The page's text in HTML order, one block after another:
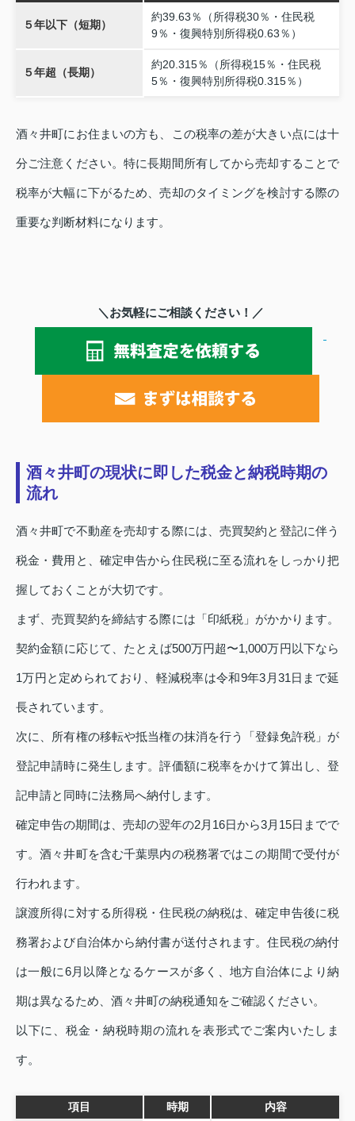
５年以下（短期）
約39.63％（所得税30％・住民税
9％・復興特別所得税0.63％）
５年超（長期）
約20.315％（所得税15％・住民税
5％・復興特別所得税0.315％）
酒々井町にお住まいの方も、この税率の差が大きい点には十
分ご注意ください。特に長期間所有してから売却することで
税率が大幅に下がるため、売却のタイミングを検討する際の
重要な判断材料になります。
＼お気軽にご相談ください！／
酒々井町の現状に即した税金と納税時期の
流れ
酒々井町で不動産を売却する際には、売買契約と登記に伴う
税金・費用と、確定申告から住民税に至る流れをしっかり把
握しておくことが大切です。
まず、売買契約を締結する際には「印紙税」がかかります。
契約金額に応じて、たとえば500万円超〜1,000万円以下なら
1万円と定められており、軽減税率は令和9年3月31日まで延
長されています。
次に、所有権の移転や抵当権の抹消を行う「登録免許税」が
登記申請時に発生します。評価額に税率をかけて算出し、登
記申請と同時に法務局へ納付します。
確定申告の期間は、売却の翌年の2月16日から3月15日までで
す。酒々井町を含む千葉県内の税務署ではこの期間で受付が
行われます。
譲渡所得に対する所得税・住民税の納税は、確定申告後に税
務署および自治体から納付書が送付されます。住民税の納付
は一般に6月以降となるケースが多く、地方自治体により納
期は異なるため、酒々井町の納税通知をご確認ください。
以下に、税金・納税時期の流れを表形式でご案内いたしま
す。
項目 時期 内容